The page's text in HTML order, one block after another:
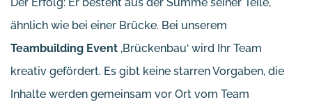
ähnlich wie bei einer Brücke. Bei unserem
Teambuilding Event ‚Brückenbau‘ wird Ihr Team
kreativ gefördert. Es gibt keine starren Vorgaben, die
Inhalte werden gemeinsam vor Ort vom Team